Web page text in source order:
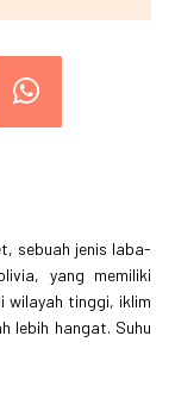
sebuah jenis laba-
yang memiliki
wilayah tinggi, iklim
lebih hangat. Suhu